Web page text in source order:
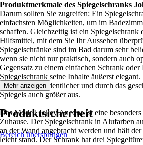
Produktmerkmale des Spiegelschranks
Darum sollten Sie zugreifen: Ein
einfachsten Möglichkeiten, um im
schaffen. Gleichzeitig ist ein Spiegelschrank
Hilfsmittel, mit dem Sie Ihr Aussehen
Spiegelschränke sind im Bad darum sehr
wenn sie nicht nur praktisch, sondern auch
Gegensatz zu einem einfachen Schrank oder
Spiegelschrank seine Inhalte äußerst elegant.
Badezimmer ordentlicher und durch das
Spiegels auch größer aus.
Das Modell Jokey Ancona ist eine
Zuhause. Der Spiegelschrank in Alufarben
an der Wand angebracht werden und hält
leicht stand. Der Schrank hat drei
Mehr anzeigen
Produktsicherheit
Bereich überspringen